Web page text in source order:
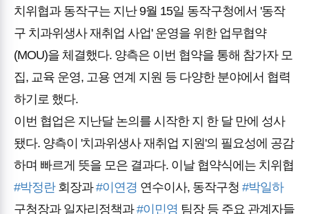
치위협과 동작구는 지난 9월 15일 동작구청에서 '동작
구 치과위생사 재취업 사업' 운영을 위한 업무협약
(MOU)을 체결했다. 양측은 이번 협약을 통해 참가자 모
집, 교육 운영, 고용 연계 지원 등 다양한 분야에서 협력
하기로 했다.
이번 협업은 지난달 논의를 시작한 지 한 달 만에 성사
됐다. 양측이 '치과위생사 재취업 지원'의 필요성에 공감
하며 빠르게 뜻을 모은 결과다. 이날 협약식에는 치위협
#박정란회장과#이연경 연수이사, 동작구청 #박일하
구청장과 일자리정책과#이민영 팀장 등 주요 관계자들